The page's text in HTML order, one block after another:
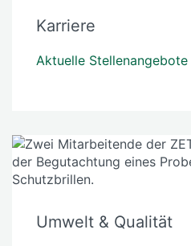
Karriere
Aktuelle Stellenangebote
Umwelt & Qualität